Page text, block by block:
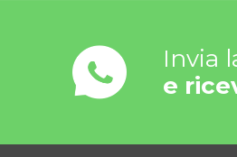
Invia
e